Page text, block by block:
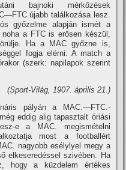
bajnoki mérkőzések
újabb találkozása lesz.
győzelme alapján ismét a
a FTC is erősen készül,
Ha a MAC győzne is,
fogja elérni. A match a
(szerk: napilapok szerint
(Sport-Világ, 1907. április 21.)
pályán a MAC.—FTC.-
eddig alig tapasztalt óriási
e a MAC. megismételni
most a footballért
nagyobb esélylyel megy a
elkeseredéssel szivében. Ha
hogy a küzdelem értékes